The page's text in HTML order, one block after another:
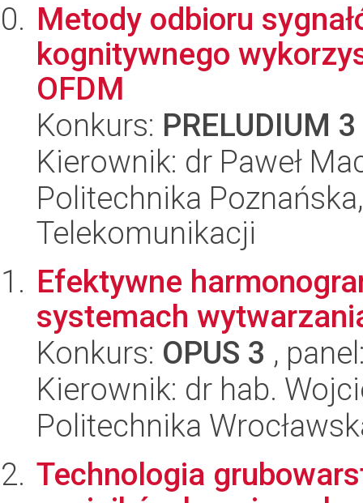
Metody odbioru
kognitywnego
OFDM
Konkurs: PRELUDIUM 3
Kierownik: dr Paweł
Politechnika
Telekomunikacji
Efektywne
systemach
Konkurs: OPUS 3 ,
Kierownik: dr hab.
Politechnika
Technologia